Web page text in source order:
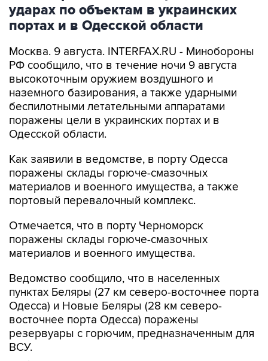
ударах по объектам в украинских
портах и в Одесской области
Москва. 9 августа. INTERFAX.RU - Минобороны
РФ сообщило, что в течение ночи 9 августа
высокоточным оружием воздушного и
наземного базирования, а также ударными
беспилотными летательными аппаратами
поражены цели в украинских портах и в
Одесской области.
Как заявили в ведомстве, в порту Одесса
поражены склады горюче-смазочных
материалов и военного имущества, а также
портовый перевалочный комплекс.
Отмечается, что в порту Черноморск
поражены склады горюче-смазочных
материалов и военного имущества.
Ведомство сообщило, что в населенных
пунктах Беляры (27 км северо-восточнее порта
Одесса) и Новые Беляры (28 км северо-
восточнее порта Одесса) поражены
резервуары с горючим, предназначенным для
ВСУ.